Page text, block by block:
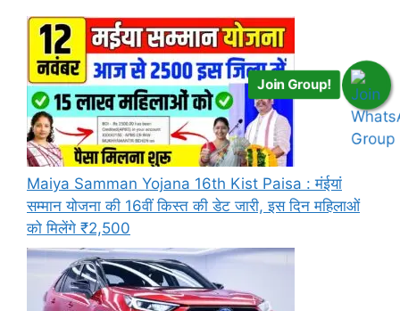
Maiya Samman Yojana 16th Kist Paisa : मंईयां
सम्मान योजना की 16वीं किस्त की डेट जारी, इस दिन महिलाओं
को मिलेंगे ₹2,500
Join Group!